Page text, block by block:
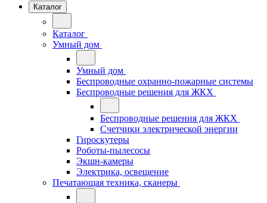
Каталог
Каталог
Умный дом
Умный дом
Беспроводные охранно-пожарные системы
Беспроводные решения для ЖКХ
Беспроводные решения для ЖКХ
Счетчики электрической энергии
Гироскутеры
Роботы-пылесосы
Экшн-камеры
Электрика, освещение
Печатающая техника, сканеры